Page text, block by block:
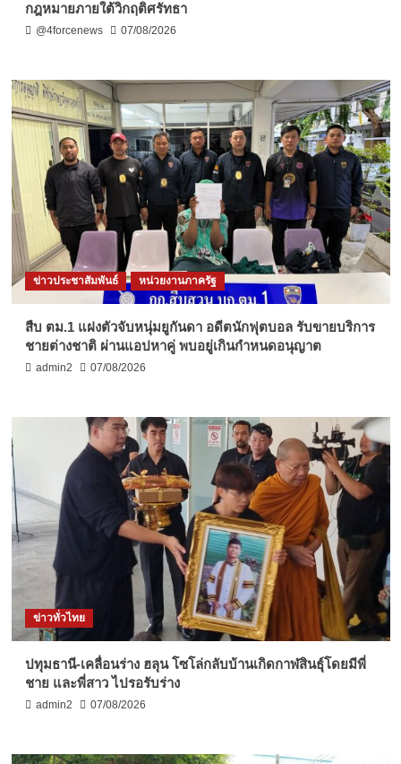
กฎหมายภายใต้วิกฤติศรัทธา
@4forcenews 07/08/2026
ข่าวประชาสัมพันธ์ หน่วยงานภาครัฐ
สืบ ตม.1 แฝงตัวจับหนุ่มยูกันดา อดีตนักฟุตบอล รับขายบริการ
ชายต่างชาติ ผ่านแอปหาคู่ พบอยู่เกินกำหนดอนุญาต
admin2 07/08/2026
ข่าวทั่วไทย
ปทุมธานี-เคลื่อนร่าง ฮลุน โซโล่กลับบ้านเกิดกาฬสินธุ์โดยมีพี่
ชาย และพี่สาว ไปรอรับร่าง
admin2 07/08/2026